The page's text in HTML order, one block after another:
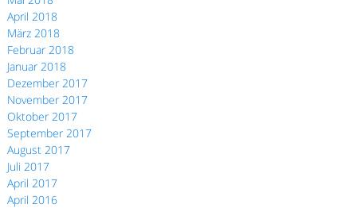
April 2018
März 2018
Februar 2018
Januar 2018
Dezember 2017
November 2017
Oktober 2017
September 2017
August 2017
Juli 2017
April 2017
April 2016